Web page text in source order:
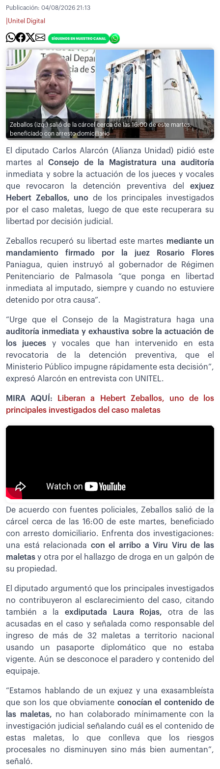
Publicación: 04/08/2026 21:13
Unitel Digital
Zeballos (izq.) salió de la cárcel cerca de las 16:00 de este martes,
beneficiado con arresto domiciliario
El diputado Carlos Alarcón (Alianza Unidad) pidió este
martes al Consejo de la Magistratura una auditoría
inmediata y sobre la actuación de los jueces y vocales
que revocaron la detención preventiva del exjuez
Hebert Zeballos, uno de los principales investigados
por el caso maletas, luego de que este recuperara su
libertad por decisión judicial.
Zeballos recuperó su libertad este martes mediante un
mandamiento firmado por la juez Rosario Flores
Paniagua, quien instruyó al gobernador de Régimen
Penitenciario de Palmasola “que ponga en libertad
inmediata al imputado, siempre y cuando no estuviere
detenido por otra causa”.
“Urge que el Consejo de la Magistratura haga una
auditoría inmediata y exhaustiva sobre la actuación de
los jueces y vocales que han intervenido en esta
revocatoria de la detención preventiva, que el
Ministerio Público impugne rápidamente esta decisión”,
expresó Alarcón en entrevista con UNITEL.
MIRA AQUÍ:
Liberan a Hebert Zeballos, uno de los
principales investigados del caso maletas
De acuerdo con fuentes policiales, Zeballos salió de la
cárcel cerca de las 16:00 de este martes, beneficiado
con arresto domiciliario. Enfrenta dos investigaciones:
una está relacionada con el arribo a Viru Viru de las
maletas y otra por el hallazgo de droga en un galpón de
su propiedad.
El diputado argumentó que los principales investigados
no contribuyeron al esclarecimiento del caso, citando
también a la exdiputada Laura Rojas, otra de las
acusadas en el caso y señalada como responsable del
ingreso de más de 32 maletas a territorio nacional
usando un pasaporte diplomático que no estaba
vigente. Aún se desconoce el paradero y contenido del
equipaje.
“Estamos hablando de un exjuez y una exasambleísta
que son los que obviamente conocían el contenido de
las maletas, no han colaborado mínimamente con la
investigación judicial señalando cuál es el contenido de
estas maletas, lo que conlleva que los riesgos
procesales no disminuyen sino más bien aumentan”,
señaló.